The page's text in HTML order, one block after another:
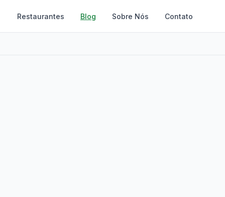
Restaurantes Blog Sobre Nós Contato